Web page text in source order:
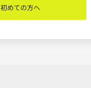
初めての方へ